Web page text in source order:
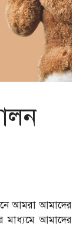
আমরা আমাদের
মাধ্যমে আমাদের